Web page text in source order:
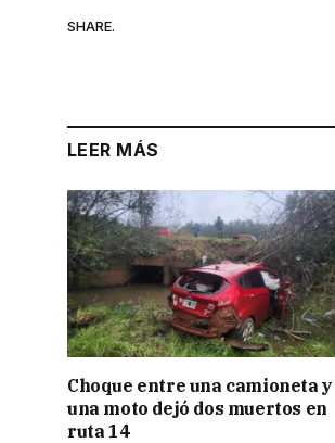
SHARE.
LEER MÁS
Choque entre una camioneta y
una moto dejó dos muertos en
ruta 14